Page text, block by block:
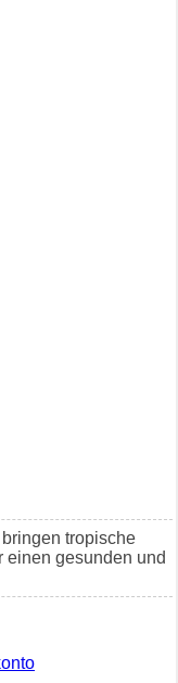
bringen tropische
einen gesunden und